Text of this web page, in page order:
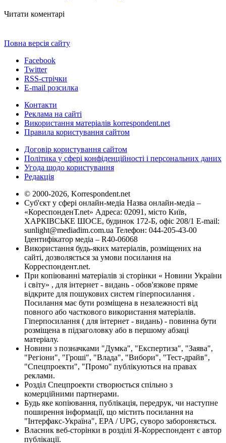
Читати коментарі
Повна версія сайту
Facebook
Twitter
RSS-стрічки
E-mail розсилка
Контакти
Реклама на сайті
Використання матеріалів korrespondent.net
Правила користування сайтом
Договір користування сайтом
Політика у сфері конфіденційності і персональних даних
Угода щодо користування
Редакція
© 2000-2026, Korrespondent.net
Суб'єкт у сфері онлайн-медіа Назва онлайн-медіа –
«КореспонденТ.net» Адреса: 02091, місто Київ,
ХАРКІВСЬКЕ ШОСЕ, будинок 172-Б, офіс 208/1 E-mail:
sunlight@mediadim.com.ua Телефон: 044-205-43-00
Ідентифікатор медіа – R40-06068
Використання будь-яких матеріалів, розміщених на
сайті, дозволяється за умови посилання на
Корреспондент.net.
При копіюванні матеріалів зі сторінки « Новини України
і світу» , для інтернет - видань - обов'язкове пряме
відкрите для пошукових систем гіперпосилання .
Посилання має бути розміщена в незалежності від
повного або часткового використання матеріалів.
Гіперпосилання ( для інтернет - видань) - повинна бути
розміщена в підзаголовку або в першому абзаці
матеріалу.
Новини з позначками "Думка", "Експертиза", "Заява",
"Регіони", "Гроші", "Влада", "Вибори", "Тест-драйв",
"Спецпроекти", "Промо" публікуються на правах
реклами.
Розділ Спецпроекти створюється спільно з
комерційними партнерами.
Будь яке копіювання, публікація, передрук, чи наступне
поширення інформації, що містить посилання на
"Інтерфакс-Україна", EPA / UPG, суворо забороняється.
Власник веб-сторінки в розділі Я-Корреспондент є автор
публікації.